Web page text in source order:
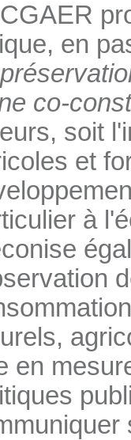
en
co-
soit
et
à
en